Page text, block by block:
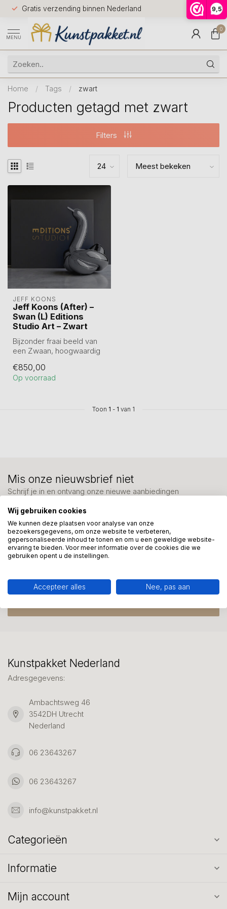
9,5
Gratis verzending binnen Nederland
Voor
huis
9.5
MENU
0
Home / Tags / zwart
Producten getagd met zwart
Filters
JEFF KOONS
Jeff Koons (After) –
Swan (L) Editions
Studio Art – Zwart
Bijzonder fraai beeld van
een Zwaan, hoogwaardig
500 stu...
€850,00
Op voorraad
Toon 1 - 1 van 1
Meer informatie?
ons 7 dagen per week: 06-23643267
Mis onze nieuwsbrief niet
Schrijf je in en ontvang onze nieuwe aanbiedingen
Kunstpakket Nederland
Adresgegevens:
Ambachtsweg 46
3542DH Utrecht
Nederland
06 23643267
06 23643267
info@kunstpakket.nl
Categorieën
Informatie
Mijn account
Wij gebruiken cookies
We kunnen deze plaatsen voor analyse van onze
bezoekersgegevens, om onze website te verbeteren,
gepersonaliseerde inhoud te tonen en om u een geweldige website-
ervaring te bieden. Voor meer informatie over de cookies die we
gebruiken opent u de instellingen.
Accepteer alles Nee, pas aan